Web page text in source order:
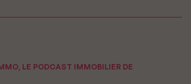
LE PODCAST IMMOBILIER DE